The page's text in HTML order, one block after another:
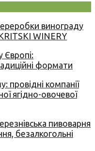
винограду
WINERY
Європі:
формати
провідні компанії
ягідно-овочевої
пивоварня
безалкогольні